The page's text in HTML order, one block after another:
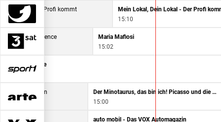
Lokal - Der Profi kommt
Mein Lokal, Dein Lokal - Der Profi
15:10
- Die Provence
Maria Mafiosi
15:02
Europe Live
Victoriafällen
Der Minotaurus, das bin ich! Picasso und die Stiere
15:00
auto mobil - Das VOX Automagazin